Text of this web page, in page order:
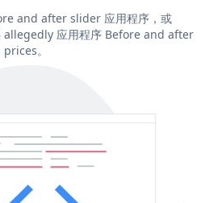
and after slider 应用程序，或
应用程序 Before and after
。